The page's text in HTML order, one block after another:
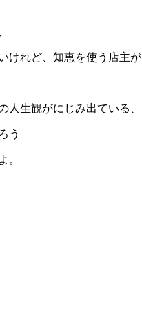
けれど、知恵を使う店主が
人生観がにじみ出ている、
ろう
。